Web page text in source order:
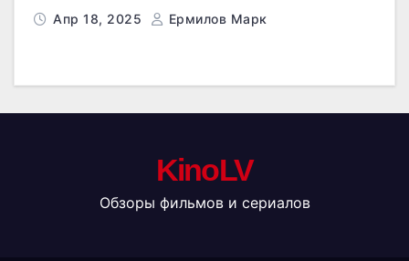
Апр 18, 2025 Ермилов Марк
KinoLV
Обзоры фильмов и сериалов